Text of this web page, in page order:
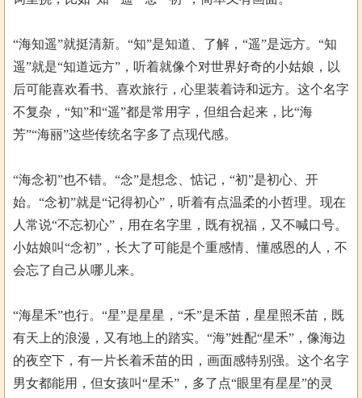
“海知遥”就挺清新。“知”是知道、了解，“遥”是远方。“知
遥”就是“知道远方”，听着就像个对世界好奇的小姑娘，以
后可能喜欢看书、喜欢旅行，心里装着诗和远方。这个名字
不复杂，“知”和“遥”都是常用字，但组合起来，比“海
芳”“海丽”这些传统名字多了点现代感。
“海念初”也不错。“念”是想念、惦记，“初”是初心、开
始。“念初”就是“记得初心”，听着有点温柔的小哲理。现在
人常说“不忘初心”，用在名字里，既有祝福，又不喊口号。
小姑娘叫“念初”，长大了可能是个重感情、懂感恩的人，不
会忘了自己从哪儿来。
“海星禾”也行。“星”是星星，“禾”是禾苗，星星照禾苗，既
有天上的浪漫，又有地上的踏实。“海”姓配“星禾”，像海边
的夜空下，有一片长着禾苗的田，画面感特别强。这个名字
男女都能用，但女孩叫“星禾”，多了点“眼里有星星”的灵